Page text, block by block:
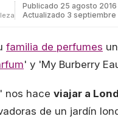
Publicado 25 agosto 2016
Actualizado 3 septiembre
familia de perfumes
' y 'My Burberry
nos hace viajar a
de un jardín